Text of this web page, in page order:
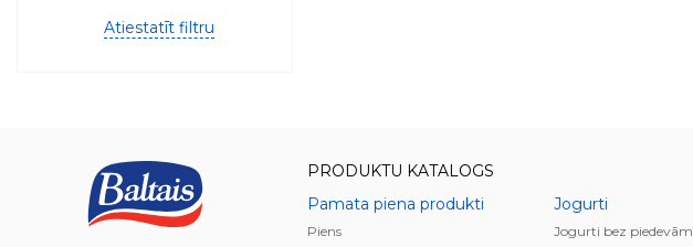
Atiestatīt filtru
PRODUKTU KATALOGS
Pamata piena produkti
Piens
Jogurti
Jogurti bez piedevām